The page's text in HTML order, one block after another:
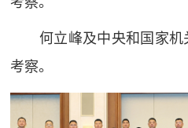
何立峰及中央和国家
考察。